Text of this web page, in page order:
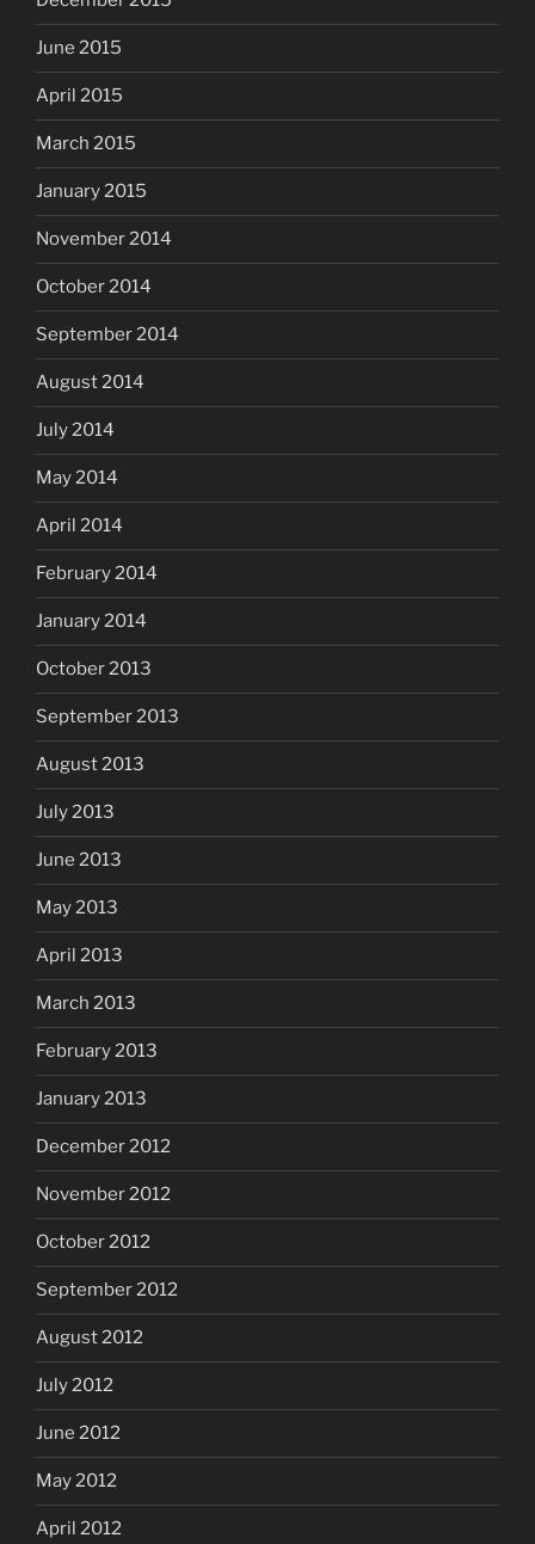
June 2015
April 2015
March 2015
January 2015
November 2014
October 2014
September 2014
August 2014
July 2014
May 2014
April 2014
February 2014
January 2014
October 2013
September 2013
August 2013
July 2013
June 2013
May 2013
April 2013
March 2013
February 2013
January 2013
December 2012
November 2012
October 2012
September 2012
August 2012
July 2012
June 2012
May 2012
April 2012